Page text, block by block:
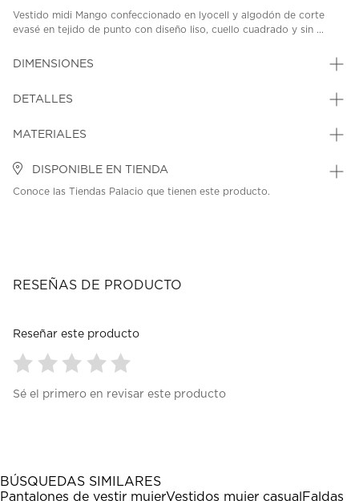
Vestido midi Mango confeccionado en lyocell y algodón de corte
evasé en tejido de punto con diseño liso, cuello cuadrado y sin ...
DIMENSIONES
DETALLES
MATERIALES
DISPONIBLE EN TIENDA
Conoce las Tiendas Palacio que tienen este producto.
RESEÑAS DE PRODUCTO
Reseñar este producto
para
1
estrella
para
estrellas.
para
estrellas.
para
estrellas.
para
estrellas.
Sé el primero en revisar este producto
BÚSQUEDAS SIMILARES
Pantalones de vestir mujerVestidos mujer casual Faldas